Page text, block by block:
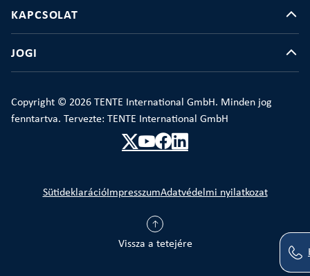
KAPCSOLAT
JOGI
Copyright © 2026 TENTE International GmbH. Minden jog
fenntartva. Tervezte: TENTE International GmbH
Vissza a tetejére
SütideklarációImpresszumAdatvédelmi nyilatkozat